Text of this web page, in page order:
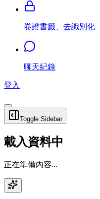
卷證書籤、去識別化
聊天紀錄
登入
Toggle Sidebar
載入資料中
正在準備內容...